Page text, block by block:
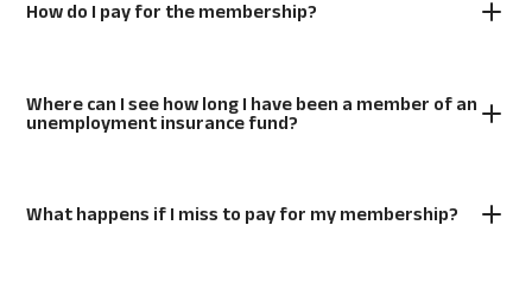
How do I pay for the membership?
Where can I see how long I have been a member of an
unemployment insurance fund?
What happens if I miss to pay for my membership?